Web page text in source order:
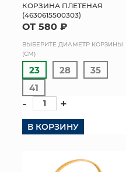
КОРЗИНА ПЛЕТЕНАЯ
(4630615500303)
ОТ 580 ₽
ВЫБЕРИТЕ ДИАМЕТР КОРЗИНЫ
(СМ)
23 28
35
41
- +
В КОРЗИНУ